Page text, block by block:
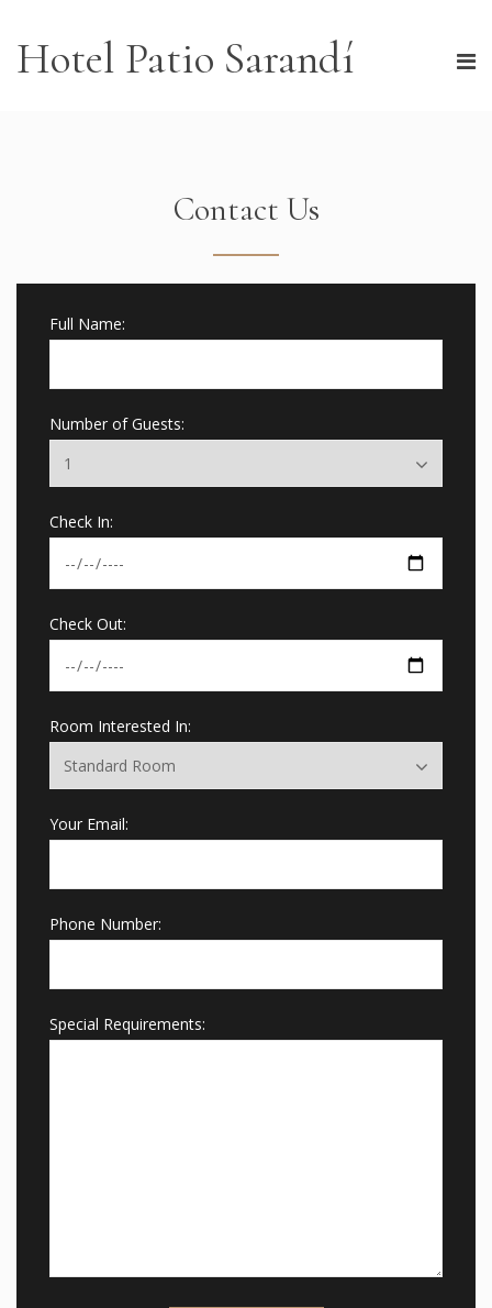
Hotel Patio Sarandí
Contact Us
Full Name:
Number of Guests:
Check In:
Check Out:
Room Interested In:
Your Email:
Phone Number:
Special Requirements: